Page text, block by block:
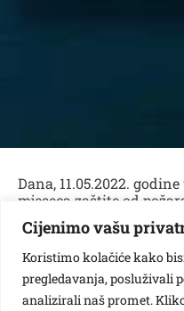
Cijenimo vašu
Koristimo kolačiće kako
pregledavanja, posluživali
analizirali naš promet.
Dana, 11.05.2022.
mjeseca zaštite od
postrojbu Grada Siska
,,Pčelice” i ,,Leptirići”.
vatrogasne službe i
su najavili da će se